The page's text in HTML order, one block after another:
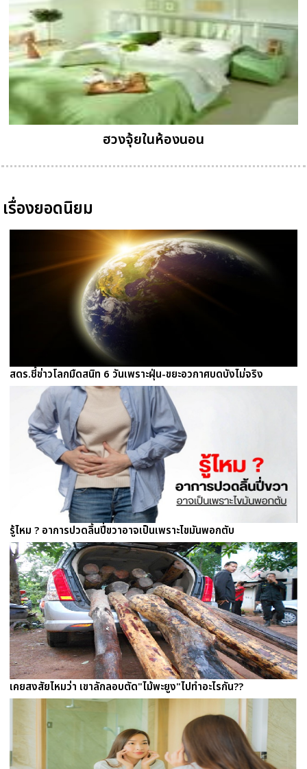
ฮวงจุ้ยในห้องนอน
เรื่องยอดนิยม
สดร.ชี้ข่าวโลกมืดสนิท 6 วันเพราะฝุ่น-ขยะอวกาศบดบังไม่จริง
รู้ไหม ? อาการปวดลิ้นปี่ขวาอาจเป็นเพราะไขมันพอกตับ
เคยสงสัยไหมว่า เขาลักลอบตัด"ไม้พะยูง"ไปทำอะไรกัน??